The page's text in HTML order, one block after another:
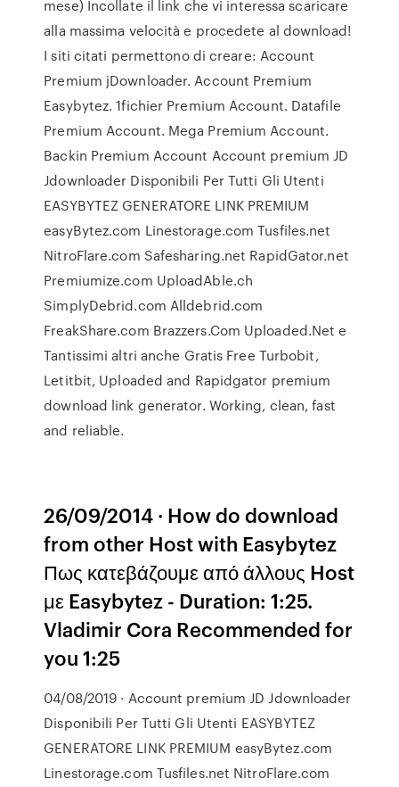
mese) Incollate il link che vi interessa scaricare
alla massima velocità e procedete al download!
I siti citati permettono di creare: Account
Premium jDownloader. Account Premium
Easybytez. 1fichier Premium Account. Datafile
Premium Account. Mega Premium Account.
Backin Premium Account Account premium JD
Jdownloader Disponibili Per Tutti Gli Utenti
EASYBYTEZ GENERATORE LINK PREMIUM
easyBytez.com Linestorage.com Tusfiles.net
NitroFlare.com Safesharing.net RapidGator.net
Premiumize.com UploadAble.ch
SimplyDebrid.com Alldebrid.com
FreakShare.com Brazzers.Com Uploaded.Net e
Tantissimi altri anche Gratis Free Turbobit,
Letitbit, Uploaded and Rapidgator premium
download link generator. Working, clean, fast
and reliable.
26/09/2014 · How do download
from other Host with Easybytez
Πως κατεβάζουμε από άλλους Host
με Easybytez - Duration: 1:25.
Vladimir Cora Recommended for
you 1:25
04/08/2019 · Account premium JD Jdownloader
Disponibili Per Tutti Gli Utenti EASYBYTEZ
GENERATORE LINK PREMIUM easyBytez.com
Linestorage.com Tusfiles.net NitroFlare.com